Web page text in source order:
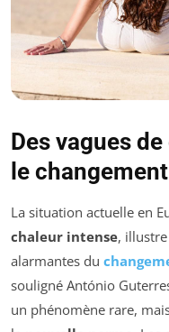
Des vagues
le
La situation actuelle en
chaleur intense,
alarmantes du
souligné António
un phénomène rare,